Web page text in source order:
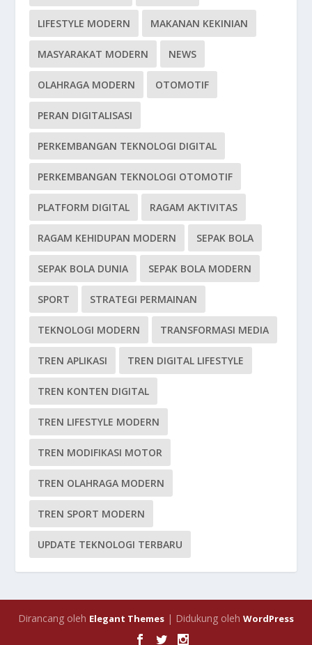
LIFESTYLE MODERN MAKANAN KEKINIAN
MASYARAKAT MODERN NEWS
OLAHRAGA MODERN OTOMOTIF
PERAN DIGITALISASI
PERKEMBANGAN TEKNOLOGI DIGITAL
PERKEMBANGAN TEKNOLOGI OTOMOTIF
PLATFORM DIGITAL RAGAM AKTIVITAS
RAGAM KEHIDUPAN MODERN SEPAK BOLA
SEPAK BOLA DUNIA SEPAK BOLA MODERN
SPORT STRATEGI PERMAINAN
TEKNOLOGI MODERN TRANSFORMASI MEDIA
TREN APLIKASI TREN DIGITAL LIFESTYLE
TREN KONTEN DIGITAL
TREN LIFESTYLE MODERN
TREN MODIFIKASI MOTOR
TREN OLAHRAGA MODERN
TREN SPORT MODERN
UPDATE TEKNOLOGI TERBARU
Dirancang oleh Elegant Themes | Didukung oleh WordPress